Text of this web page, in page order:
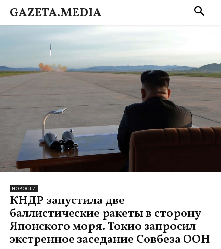
GAZETA.MEDIA
НОВОСТИ
КНДР запустила две
баллистические ракеты в сторону
Японского моря. Токио запросил
экстренное заседание Совбеза ООН